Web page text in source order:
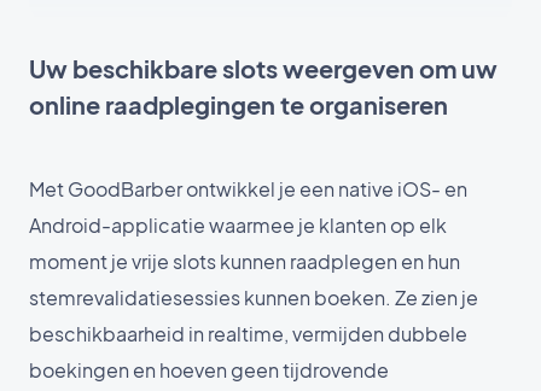
Uw beschikbare slots weergeven om uw
online raadplegingen te organiseren
Met GoodBarber ontwikkel je een native iOS- en
Android-applicatie waarmee je klanten op elk
moment je vrije slots kunnen raadplegen en hun
stemrevalidatiesessies kunnen boeken. Ze zien je
beschikbaarheid in realtime, vermijden dubbele
boekingen en hoeven geen tijdrovende